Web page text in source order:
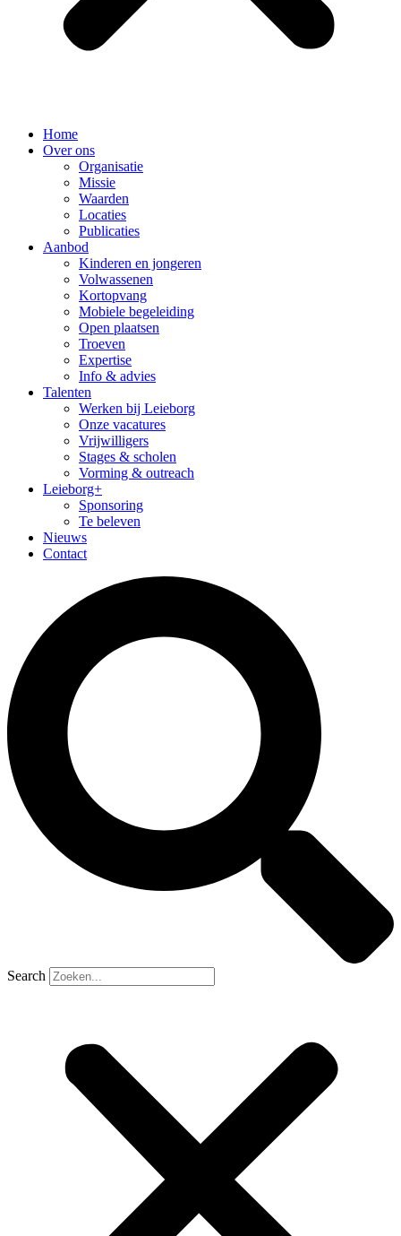
Home
Over ons
Organisatie
Missie
Waarden
Locaties
Publicaties
Aanbod
Kinderen en jongeren
Volwassenen
Kortopvang
Mobiele begeleiding
Open plaatsen
Troeven
Expertise
Info & advies
Talenten
Werken bij Leieborg
Onze vacatures
Vrijwilligers
Stages & scholen
Vorming & outreach
Leieborg+
Sponsoring
Te beleven
Nieuws
Contact
Search